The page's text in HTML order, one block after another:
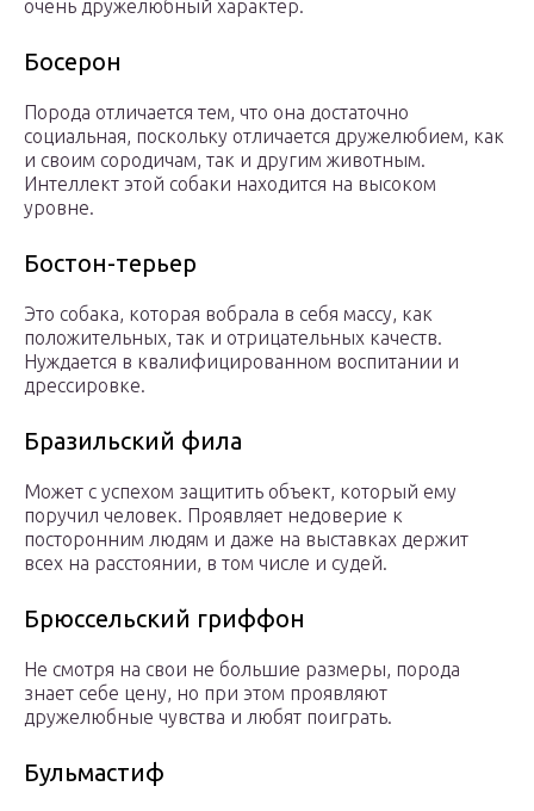
очень дружелюбный характер.
Босерон
Порода отличается тем, что она достаточно
социальная, поскольку отличается дружелюбием, как
и своим сородичам, так и другим животным.
Интеллект этой собаки находится на высоком
уровне.
Бостон-терьер
Это собака, которая вобрала в себя массу, как
положительных, так и отрицательных качеств.
Нуждается в квалифицированном воспитании и
дрессировке.
Бразильский фила
Может с успехом защитить объект, который ему
поручил человек. Проявляет недоверие к
посторонним людям и даже на выставках держит
всех на расстоянии, в том числе и судей.
Брюссельский гриффон
Не смотря на свои не большие размеры, порода
знает себе цену, но при этом проявляют
дружелюбные чувства и любят поиграть.
Бульмастиф